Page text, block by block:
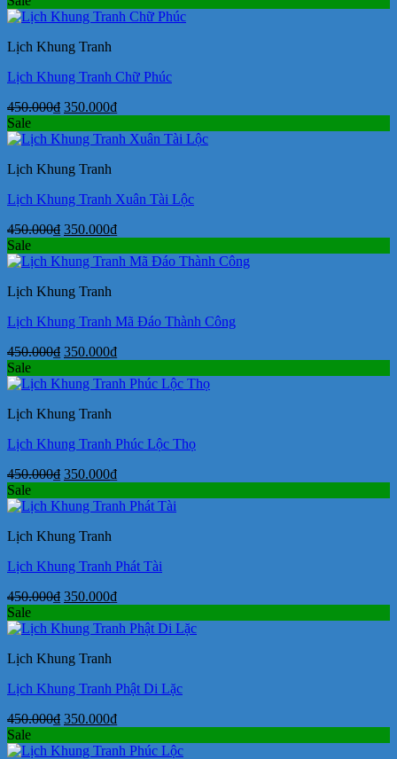
là:
tại
Lịch Khung Tranh
Lịch Khung Tranh Chữ Phúc
450.000₫ Giá
là:
350.000₫Giá
tại
Sale
Lịch Khung Tranh
Lịch Khung Tranh Xuân Tài Lộc
450.000₫ Giá
là:
350.000₫Giá
tại
Sale
Lịch Khung Tranh
Lịch Khung Tranh Mã Đáo Thành Công
450.000₫ Giá
là:
350.000₫Giá
tại
Sale
Lịch Khung Tranh
Lịch Khung Tranh Phúc Lộc Thọ
450.000₫ Giá
là:
350.000₫Giá
tại
Sale
Lịch Khung Tranh
Lịch Khung Tranh Phát Tài
450.000₫ Giá
là:
350.000₫Giá
tại
Sale
Lịch Khung Tranh
Lịch Khung Tranh Phật Di Lặc
450.000₫ Giá
là:
350.000₫Giá
tại
Sale